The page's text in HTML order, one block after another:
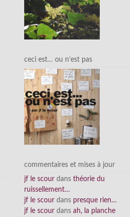
ceci est… ou n’est pas
commentaires et mises à jour
jf le scour dans théorie du
ruissellement…
jf le scour dans presque rien…
jf le scour dans ah, la planche